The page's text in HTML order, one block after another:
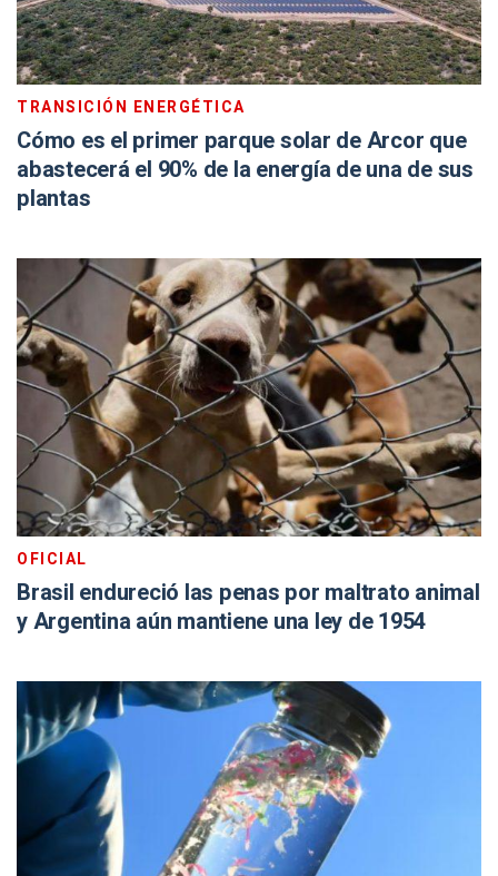
TRANSICIÓN ENERGÉTICA
Cómo es el primer parque solar de Arcor que
abastecerá el 90% de la energía de una de sus
plantas
OFICIAL
Brasil endureció las penas por maltrato animal
y Argentina aún mantiene una ley de 1954